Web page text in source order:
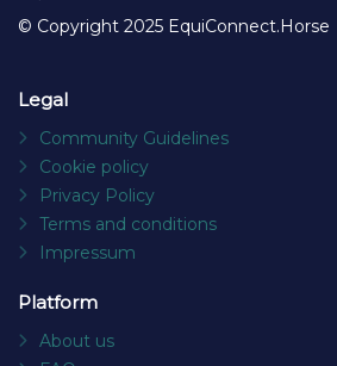
© Copyright 2025 EquiConnect.Horse
Legal
Community Guidelines
Cookie policy
Privacy Policy
Terms and conditions
Impressum
Platform
About us